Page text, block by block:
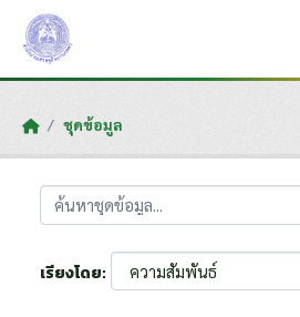
Skip to main content
ชุดข้อมูล
เรียงโดย